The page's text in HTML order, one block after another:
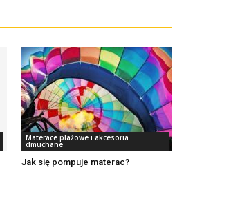
Materace plażowe i akcesoria
dmuchane
Jak się pompuje materac?